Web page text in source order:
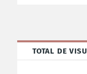
TOTAL DE